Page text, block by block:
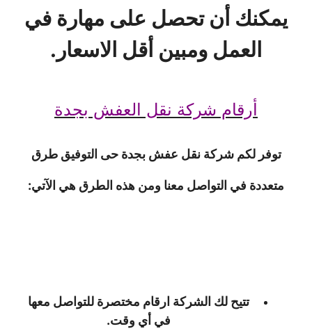
يمكنك أن تحصل على مهارة في
العمل ومبين أقل الاسعار.
أرقام شركة نقل العفش بجدة
توفر لكم شركة نقل عفش بجدة حى التوفيق طرق
متعددة في التواصل معنا ومن هذه الطرق هي الآتي:
تتيح لك الشركة ارقام مختصرة للتواصل معها
في أي وقت.